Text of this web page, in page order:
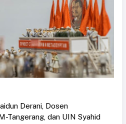
Derani, Dosen
Tangerang, dan UIN Syahid